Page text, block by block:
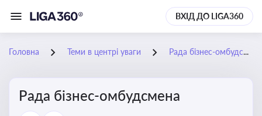
ВХІД ДО LIGA360
Головна Теми в центрі уваги Рада бізнес-омбудсмена
Рада бізнес-омбудсмена